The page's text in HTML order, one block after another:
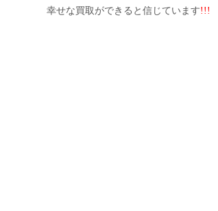
幸せな買取ができると信じています!!!